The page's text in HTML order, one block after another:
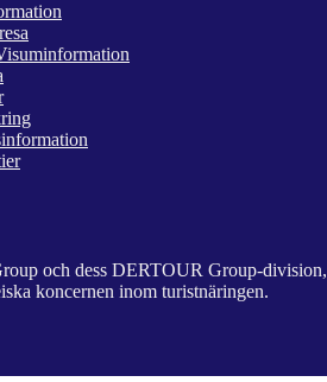
och dess DERTOUR Group-division,
koncernen inom turistnäringen.